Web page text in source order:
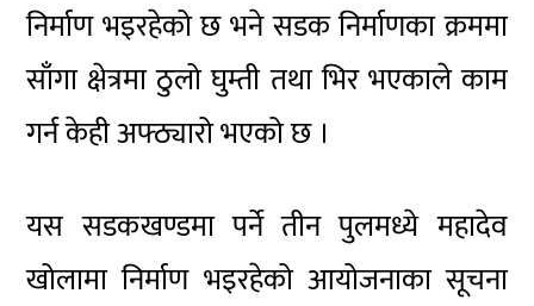
निर्माण भइरहेको छ भने सडक निर्माणका क्रममा
साँगा क्षेत्रमा ठुलो घुम्ती तथा भिर भएकाले काम
गर्न केही अफ्ठ्यारो भएको छ ।
यस सडकखण्डमा पर्ने तीन पुलमध्ये महादेव
खोलामा निर्माण भइरहेको आयोजनाका सूचना